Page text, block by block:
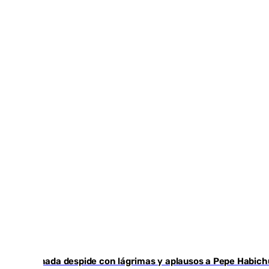
Granada despide con lágrimas y aplausos a Pepe